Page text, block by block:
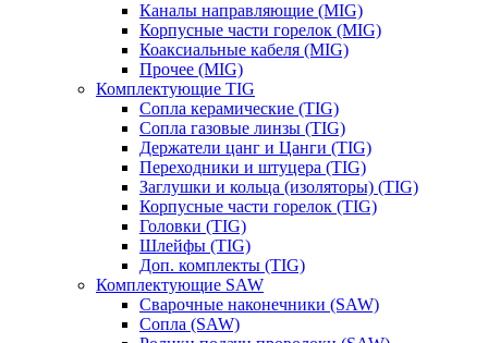
Каналы направляющие (MIG)
Корпусные части горелок (MIG)
Коаксиальные кабеля (MIG)
Прочее (MIG)
Комплектующие TIG
Сопла керамические (TIG)
Сопла газовые линзы (TIG)
Держатели цанг и Цанги (TIG)
Переходники и штуцера (TIG)
Заглушки и кольца (изоляторы) (TIG)
Корпусные части горелок (TIG)
Головки (TIG)
Шлейфы (TIG)
Доп. комплекты (TIG)
Комплектующие SAW
Сварочные наконечники (SAW)
Сопла (SAW)